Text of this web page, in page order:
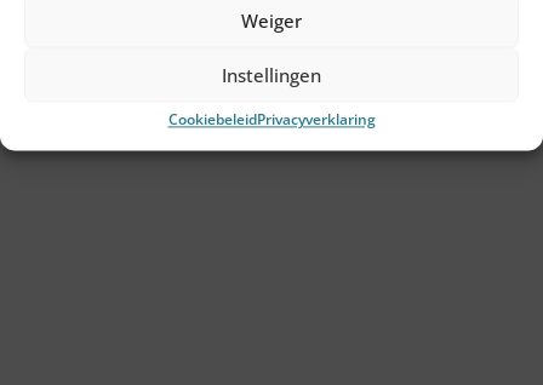
Weiger
Instellingen
CookiebeleidPrivacyverklaring